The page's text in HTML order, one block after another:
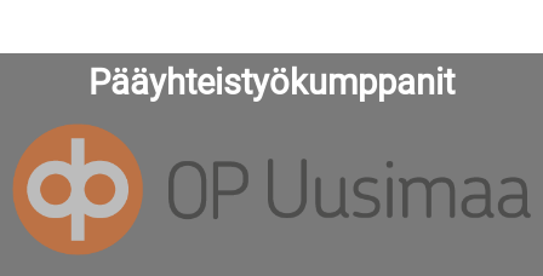
Pääyhteistyökumppanit